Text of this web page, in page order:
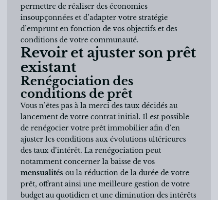
permettre de réaliser des économies
insoupçonnées et d’adapter votre stratégie
d’emprunt en fonction de vos objectifs et des
conditions de votre communauté.
Revoir et ajuster son prêt
existant
Renégociation des
conditions de prêt
Vous n’êtes pas à la merci des taux décidés au
lancement de votre contrat initial. Il est possible
de renégocier votre prêt immobilier afin d’en
ajuster les conditions aux évolutions ultérieures
des taux d’intérêt. La renégociation peut
notamment concerner la baisse de vos
mensualités ou la réduction de la durée de votre
prêt, offrant ainsi une meilleure gestion de votre
budget au quotidien et une diminution des intérêts